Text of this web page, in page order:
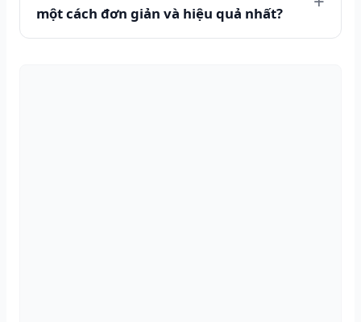
một cách đơn giản và hiệu quả nhất?